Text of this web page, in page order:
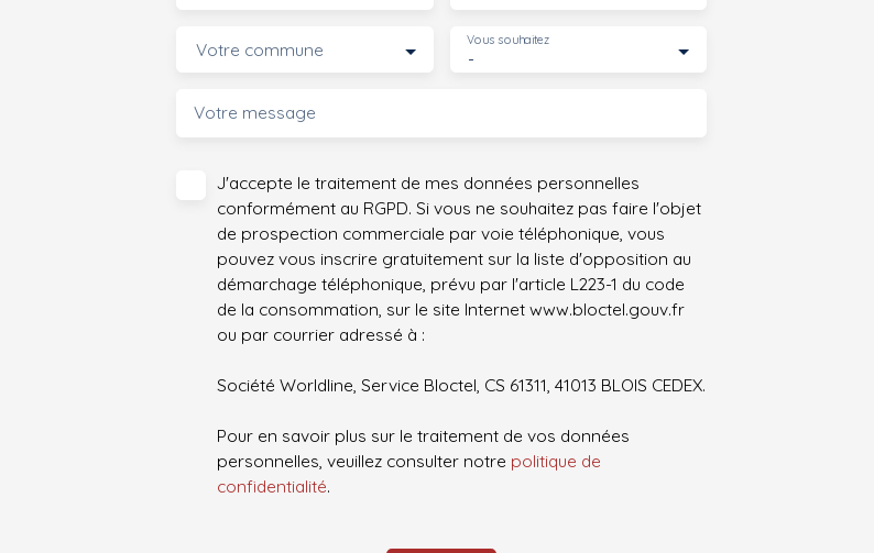
Votre commune -
Vous souhaitez
Votre message
J'accepte le traitement de mes données personnelles
conformément au RGPD. Si vous ne souhaitez pas faire l'objet
de prospection commerciale par voie téléphonique, vous
pouvez vous inscrire gratuitement sur la liste d'opposition au
démarchage téléphonique, prévu par l'article L223-1 du code
de la consommation, sur le site Internet www.bloctel.gouv.fr
ou par courrier adressé à :
Société Worldline, Service Bloctel, CS 61311, 41013 BLOIS CEDEX.
Pour en savoir plus sur le traitement de vos données
personnelles, veuillez consulter notre politique de
confidentialité.